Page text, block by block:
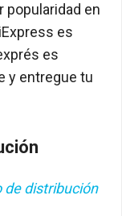
popularidad en
es
es
y entregue tu
de distribución